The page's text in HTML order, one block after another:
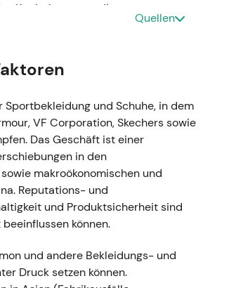
Kapital stützten die
taktischem Kursanstieg; die
Einstellung
Einmarsch in die Ukraine aus
für 2022 wurde auf
Lage erzeugte einen
versuchten, die
aber weitgehend.
Risiko in die
Quellen
und Schuhe, in dem
VF Corporation, Skechers sowie
Das Geschäft ist einer
in den
makroökonomischen und
Reputations- und
und Produktsicherheit sind
können.
und andere Bekleidungs- und
Druck setzen können.